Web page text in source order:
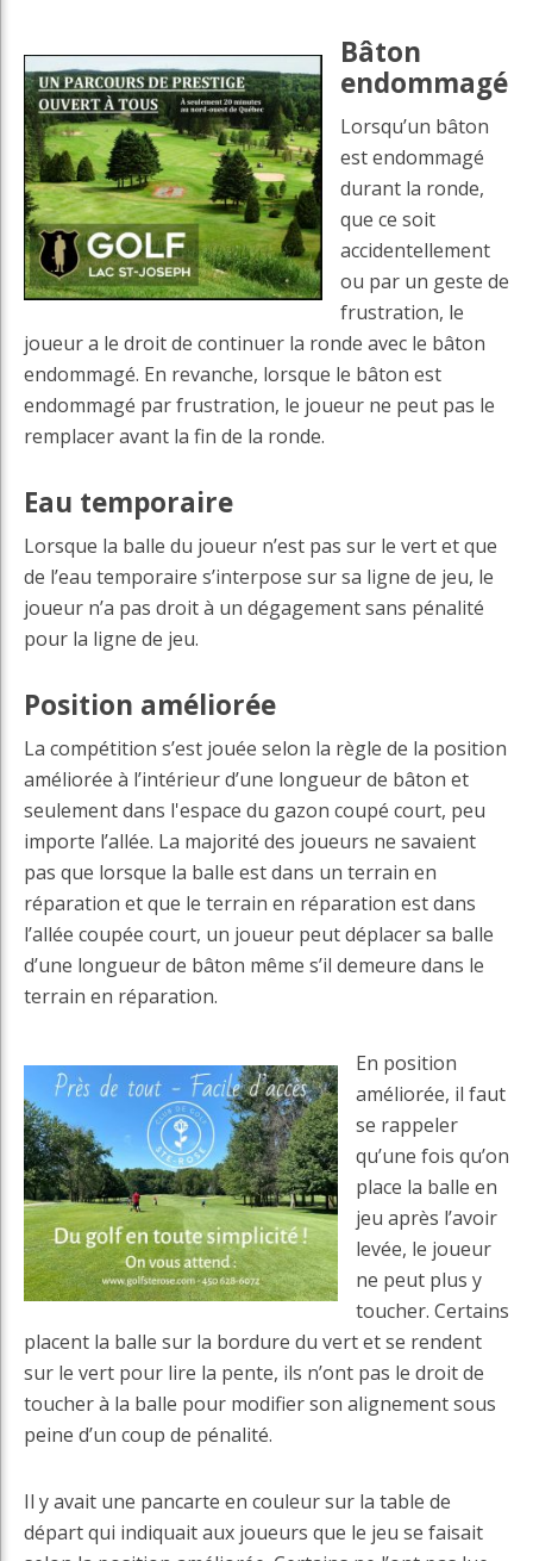
Bâton
endommagé
Lorsqu’un bâton
est endommagé
durant la ronde,
que ce soit
accidentellement
ou par un geste de
frustration, le
joueur a le droit de continuer la ronde avec le bâton
endommagé. En revanche, lorsque le bâton est
endommagé par frustration, le joueur ne peut pas le
remplacer avant la fin de la ronde.
Eau temporaire
Lorsque la balle du joueur n’est pas sur le vert et que
de l’eau temporaire s’interpose sur sa ligne de jeu, le
joueur n’a pas droit à un dégagement sans pénalité
pour la ligne de jeu.
Position améliorée
La compétition s’est jouée selon la règle de la position
améliorée à l’intérieur d’une longueur de bâton et
seulement dans l'espace du gazon coupé court, peu
importe l’allée. La majorité des joueurs ne savaient
pas que lorsque la balle est dans un terrain en
réparation et que le terrain en réparation est dans
l’allée coupée court, un joueur peut déplacer sa balle
d’une longueur de bâton même s’il demeure dans le
terrain en réparation.
En position
améliorée, il faut
se rappeler
qu’une fois qu’on
place la balle en
jeu après l’avoir
levée, le joueur
ne peut plus y
toucher. Certains
placent la balle sur la bordure du vert et se rendent
sur le vert pour lire la pente, ils n’ont pas le droit de
toucher à la balle pour modifier son alignement sous
peine d’un coup de pénalité.
Il y avait une pancarte en couleur sur la table de
départ qui indiquait aux joueurs que le jeu se faisait